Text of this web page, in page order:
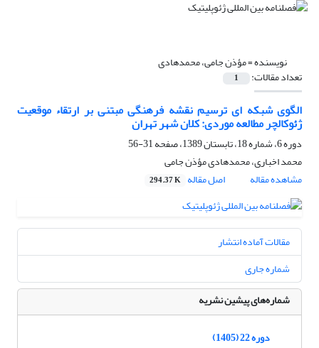
نویسنده =مؤذن جامی، محمدهادی
تعداد مقالات: 1
الگوی شبکه ای ترسیم نقشه فرهنگی مبتنی بر ارتقاء موقعیت
ژئوکالچر مطالعه موردی: کلان شهر تهران
دوره 6، شماره 18، تابستان 1389، صفحه
31-56
محمد اخباری، محمدهادی مؤذن جامی
مشاهده مقاله
اصل مقاله 294.37 K
مقالات آماده انتشار
شماره جاری
شماره‌های پیشین نشریه
دوره 22 (1405)